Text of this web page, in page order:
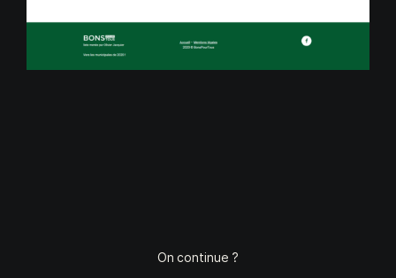
On continue ?